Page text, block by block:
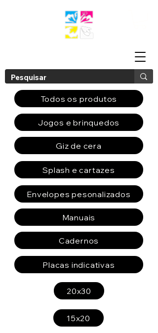
Todos os produtos
Jogos e brinquedos
Giz de cera
Splash e cartazes
Placas indicativas
20x30
15x20
Envelopes pesonalizados
Manuais
Cadernos